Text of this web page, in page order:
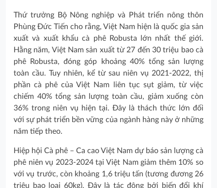
Thứ trưởng Bộ Nông nghiệp và Phát triển nông thôn
Phùng Đức Tiến cho rằng, Việt Nam hiện là quốc gia sản
xuất và xuất khẩu cà phê Robusta lớn nhất thế giới.
Hằng năm, Việt Nam sản xuất từ 27 đến 30 triệu bao cà
phê Robusta, đóng góp khoảng 40% tổng sản lượng
toàn cầu. Tuy nhiên, kể từ sau niên vụ 2021-2022, thị
phần cà phê của Việt Nam liên tục sụt giảm, từ việc
chiếm 40% tổng sản lượng toàn cầu, giảm xuống còn
36% trong niên vụ hiện tại. Đây là thách thức lớn đối
với sự phát triển bền vững của ngành hàng này ở những
năm tiếp theo.
Hiệp hội Cà phê – Ca cao Việt Nam dự báo sản lượng cà
phê niên vụ 2023-2024 tại Việt Nam giảm thêm 10% so
với vụ trước, còn khoảng 1,6 triệu tấn (tương đương 26
triệu bao loại 60kg). Đây là tác động bởi biến đổi khí